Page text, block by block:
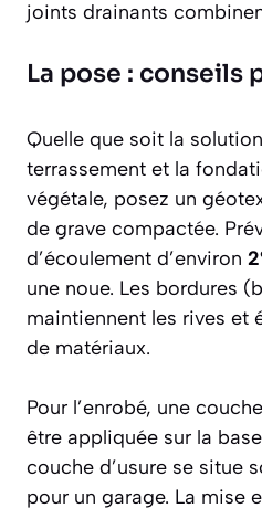
joints drainants
La pose : conseils
Quelle que soit la
terrassement et la
végétale, posez un
de grave compactée.
d’écoulement d’environ
une noue. Les bordures
maintiennent les rives et
de matériaux.
Pour l’enrobé, une
être appliquée sur la
couche d’usure se situe
pour un garage. La mise